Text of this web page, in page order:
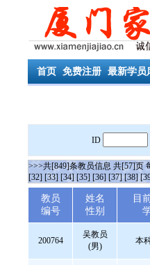
首页 免费注册 最新学员
ID
>>>共[849]条教员信息 共[57]页
[32] [33] [34] [35] [36] [37] [38]
教员
编号
姓名
性别
目
200764
吴教员
(男)
本